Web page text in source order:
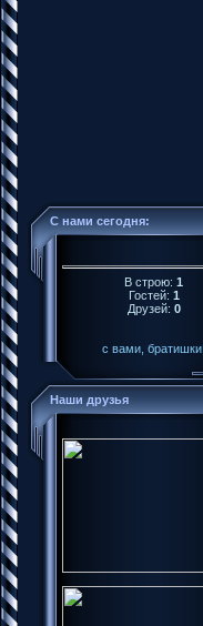
С нами сегодня:
В строю: 1
Гостей: 1
Друзей: 0
с вами, братишки!
Наши друзья